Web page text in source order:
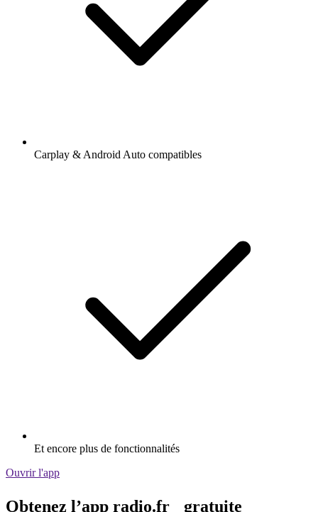
Carplay & Android Auto compatibles
Et encore plus de fonctionnalités
Ouvrir l'app
Obtenez l’app radio.fr gratuite